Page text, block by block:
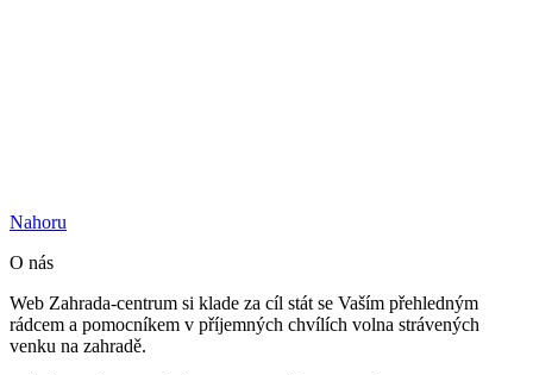
Nahoru
O nás
Web Zahrada-centrum si klade za cíl stát se Vaším přehledným
rádcem a pomocníkem v příjemných chvílích volna strávených
venku na zahradě.